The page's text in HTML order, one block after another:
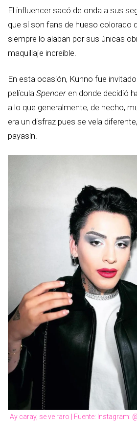
El influencer sacó de onda a sus
que sí son fans de hueso colorado
siempre lo alaban por sus únicas
maquillaje increíble.
En esta ocasión, Kunno fue
película Spencer en donde decidió
a lo que generalmente, de hecho,
era un disfraz pues se veía
payasín.
Ay caray, se ve raro | Fuente: Instagram: